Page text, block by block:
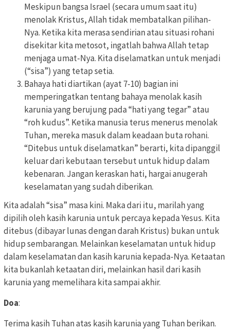
Meskipun bangsa Israel (secara umum saat itu)
menolak Kristus, Allah tidak membatalkan pilihan-
Nya. Ketika kita merasa sendirian atau situasi rohani
disekitar kita metosot, ingatlah bahwa Allah tetap
menjaga umat-Nya. Kita diselamatkan untuk menjadi
(“sisa”) yang tetap setia.
Bahaya hati diartikan (ayat 7-10) bagian ini
memperingatkan tentang bahaya menolak kasih
karunia yang berujung pada “hati yang tegar” atau
“roh kudus”. Ketika manusia terus menerus menolak
Tuhan, mereka masuk dalam keadaan buta rohani.
“Ditebus untuk diselamatkan” berarti, kita dipanggil
keluar dari kebutaan tersebut untuk hidup dalam
kebenaran. Jangan keraskan hati, hargai anugerah
keselamatan yang sudah diberikan.
Kita adalah “sisa” masa kini. Maka dari itu, marilah yang
dipilih oleh kasih karunia untuk percaya kepada Yesus. Kita
ditebus (dibayar lunas dengan darah Kristus) bukan untuk
hidup sembarangan. Melainkan keselamatan untuk hidup
dalam keselamatan dan kasih karunia kepada-Nya. Ketaatan
kita bukanlah ketaatan diri, melainkan hasil dari kasih
karunia yang memelihara kita sampai akhir.
Doa:
Terima kasih Tuhan atas kasih karunia yang Tuhan berikan.